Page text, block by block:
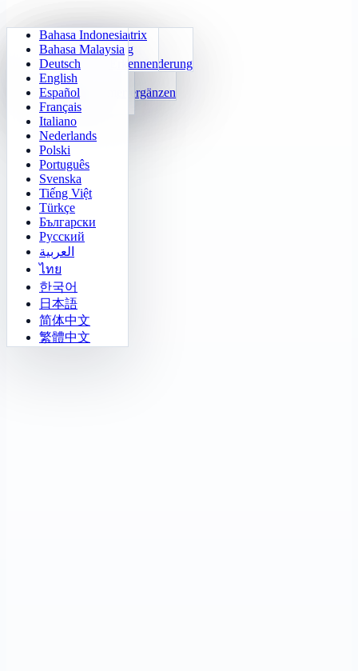
Tägliche Arithmetik
Einmaleins-Trainer
24 Schnellrechnen
Funktionen
Zahlenmuster ergänzen
Sudoku
Zahlen-Klotski
2048
Tetris
Minenräumer
Gomoku
Lichter aus
Labyrinth-Quest
Sokoban-Herausforderung
Gedächtnismatrix
Zielverfolgung
Schnelles Erkennen
Bahasa Indonesia
Bahasa Malaysia
Deutsch
English
Español
Français
Italiano
Nederlands
Polski
Português
Svenska
Tiếng Việt
Türkçe
Български
Русский
العربية
ไทย
한국어
日本語
简体中文
繁體中文